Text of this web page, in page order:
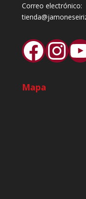
Correo electrónico:
Mapa